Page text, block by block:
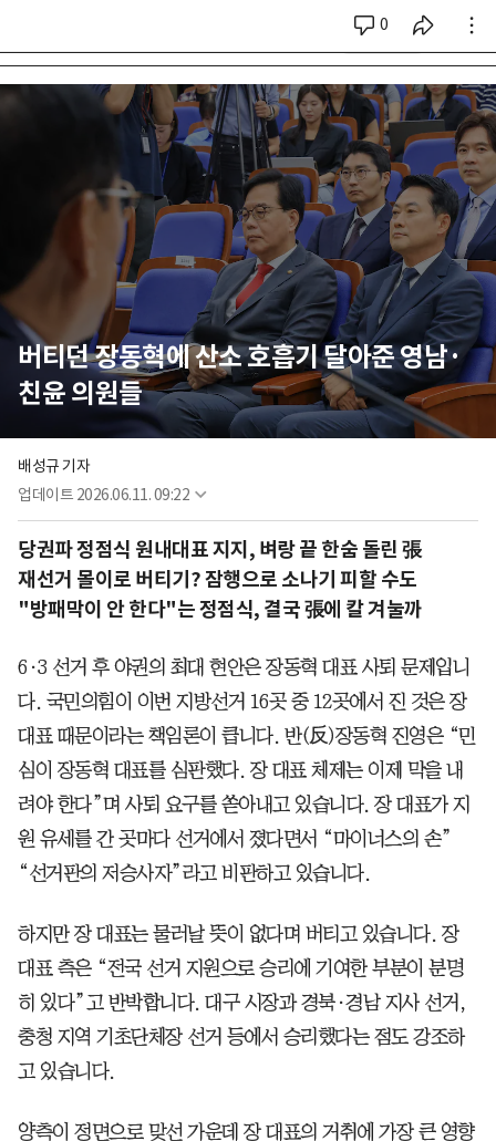
0
시리즈 전체
버티던 장동혁에 산소 호흡기 달아준 영남·
친윤 의원들
배성규 기자
업데이트 2026.06.11. 09:22
당권파 정점식 원내대표 지지, 벼랑 끝 한숨 돌린 張
재선거 몰이로 버티기? 잠행으로 소나기 피할 수도
"방패막이 안 한다"는 정점식, 결국 張에 칼 겨눌까
6·3 선거 후 야권의 최대 현안은 장동혁 대표 사퇴 문제입니
다. 국민의힘이 이번 지방선거 16곳 중 12곳에서 진 것은 장
대표 때문이라는 책임론이 큽니다. 반(反)장동혁 진영은 “민
심이 장동혁 대표를 심판했다. 장 대표 체제는 이제 막을 내
려야 한다”며 사퇴 요구를 쏟아내고 있습니다. 장 대표가 지
원 유세를 간 곳마다 선거에서 졌다면서 “마이너스의 손”
“선거판의 저승사자”라고 비판하고 있습니다.
하지만 장 대표는 물러날 뜻이 없다며 버티고 있습니다. 장
대표 측은 “전국 선거 지원으로 승리에 기여한 부분이 분명
히 있다”고 반박합니다. 대구 시장과 경북·경남 지사 선거,
충청 지역 기초단체장 선거 등에서 승리했다는 점도 강조하
고 있습니다.
양측이 정면으로 맞선 가운데 장 대표의 거취에 가장 큰 영향